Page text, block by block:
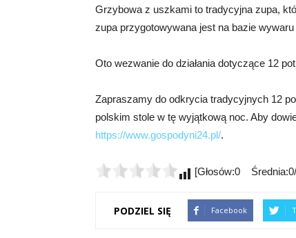
Grzybowa z uszkami to tradycyjna zupa,
zupa przygotowywana jest na bazie
Oto wezwanie do działania dotyczące 12
Zapraszamy do odkrycia tradycyjnych 12
polskim stole w tę wyjątkową noc. Aby
https://www.gospodyni24.pl/.
[Głosów:0
PODZIEL SIĘ Facebook